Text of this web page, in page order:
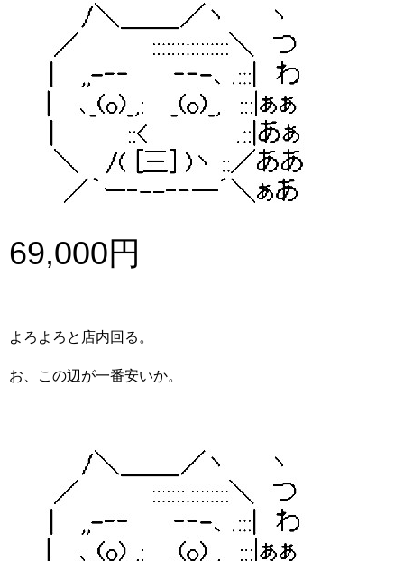
69,000円
よろよろと店内回る。
お、この辺が一番安いか。